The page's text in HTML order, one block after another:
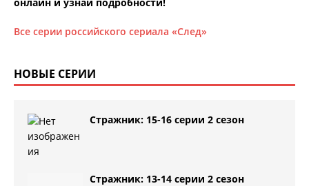
Все серии российского сериала «След»
НОВЫЕ СЕРИИ
Стражник: 15-16 серии 2 сезон
Стражник: 13-14 серии 2 сезон